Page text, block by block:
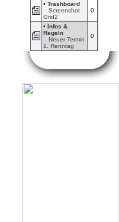
• Trashboard
Screenshot
Grid2
0
• Infos &
Regeln
Neuer Termin
1. Renntag
0